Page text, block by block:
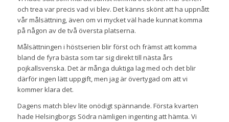
och trea var precis vad vi blev. Det känns skönt att ha uppnått
vår målsättning, även om vi mycket väl hade kunnat komma
på någon av de två översta platserna.
Målsättningen i höstserien blir först och främst att komma
bland de fyra bästa som tar sig direkt till nästa års
pojkallsvenska. Det är många duktiga lag med och det blir
därför ingen lätt uppgift, men jag är övertygad om att vi
kommer klara det.
Dagens match blev lite onödigt spännande. Första kvarten
hade Helsingborgs Södra nämligen ingenting att hämta. Vi